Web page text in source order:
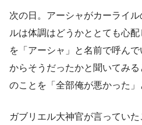
次の日。アーシャがカーライ
ルは体調はどうかととても心
を「アーシャ」と名前で呼ん
からそうだったかと聞いてみ
のことを「全部俺が悪かった」
ガブリエル大神官が言ってい